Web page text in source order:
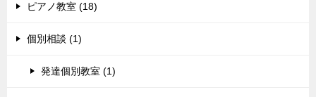
ピアノ教室 (18)
個別相談 (1)
発達個別教室 (1)